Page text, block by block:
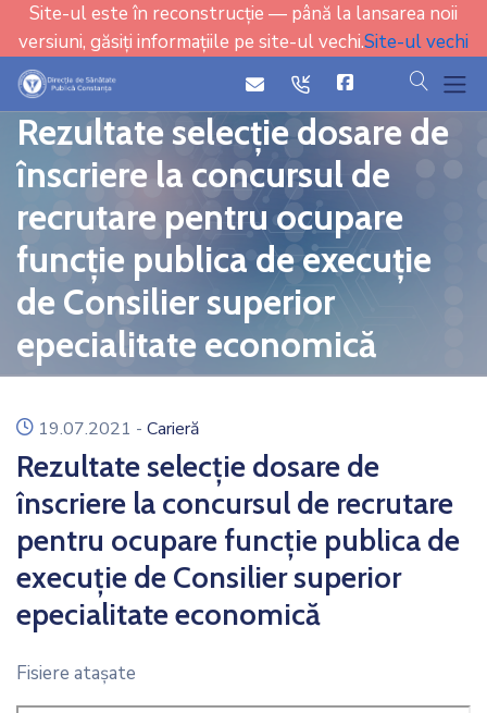
Site-ul este în reconstrucție — până la lansarea noii
versiuni, găsiți informațiile pe site-ul vechi.Site-ul vechi
iconicon cauta
Rezultate selecție dosare de
înscriere la concursul de
recrutare pentru ocupare
funcție publica de execuție
de Consilier superior
epecialitate economică
icon
19.07.2021 - Carieră
Rezultate selecție dosare de
înscriere la concursul de recrutare
pentru ocupare funcție publica de
execuție de Consilier superior
epecialitate economică
Fisiere ataşate